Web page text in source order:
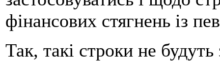
фінансових стягнень із
Так, такі строки не